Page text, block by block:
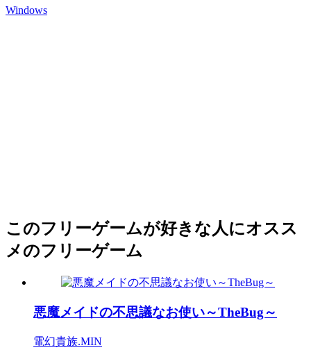
Windows
このフリーゲームが好きな人にオスス
メのフリーゲーム
悪魔メイドの不思議なお使い～TheBug～
電幻貴族.MIN